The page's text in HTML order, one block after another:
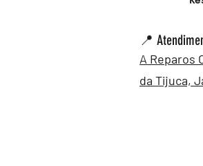
📍
A Reparos
da Tijuca,